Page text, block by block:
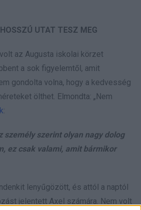
HOSSZÚ UTAT TESZ MEG
az Augusta iskolai körzet
a sok figyelemtől, amit
gondolta volna, hogy a kedvesség
ölthet. Elmondta: „Nem
:
személy szerint olyan nagy dolog
ez csak valami, amit bármikor
lenyűgözött, és attól a naptól
jelentett Axel számára. Nem volt